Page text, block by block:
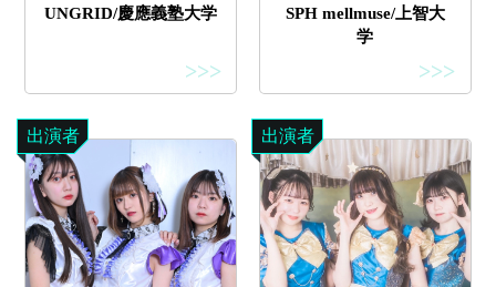
UNGRID/慶應義塾大学
>>>
SPH mellmuse/上智大
学
>>>
出演者 出演者